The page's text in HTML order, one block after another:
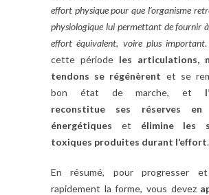
effort physique pour que l’organisme
physiologique lui permettant de fournir
effort équivalent, voire plus important
cette période les articulations,
tendons se régénèrent et se
bon état de marche, et
reconstitue ses réserves en
énergétiques et élimine les
toxiques produites durant l’effort.
En résumé, pour progresser
rapidement la forme, vous devez